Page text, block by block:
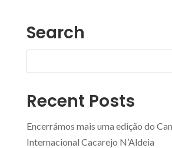
Search
Recent Posts
Encerrámos mais uma edição do
Internacional Cacarejo N’Aldeia